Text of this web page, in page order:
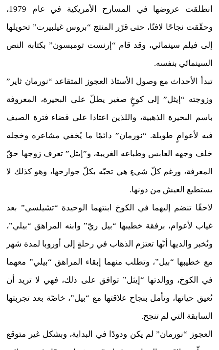
انطلقت عروضها في المسارح الأمريكية في عام 1979،
وحقّقت نجاحًا لافتًا، حتى قرّر المنتج “بروس غيلبيرت” تحويلها
إلى فيلم سينمائي، وقد قام “إرنست تومبسون” بكتابة النص
السينمائي بنفسه.
تبدأ الأحداث مع وصول الأستاذ العجوز المتقاعد “نورمان ثاير”
وزوجته “إيثل” إلى كوخٍ صغير يطلّ على البحيرة، المعروفة
باسم البحيرة الذهبية، واللذين اعتادا على قضاء فترة الصيف
فيه لأعوامٍ طويلة. “نورمان” دائمًا ما يُخفي مشاعره وخجله
خلف وجهه العابس وطباعه الغريبة، و”إيثل” تعرف زوجها حقّ
المعرفة، ورغم كلّ شيءٍ هي تحبّه بكلّ جوارحها، وهو كذلك لا
يستطيع العيش من دونها.
لاحقًا تنضم إليهما في الكوخ ابنتهما الوحيدة “تشيلسي” بعد
غياب لأعوام، برفقة خطيبها “بيل ريّ” وابنه المراهق “بيلي”،
وتُخبر والديها أنّها تعتزم الذهاب في رحلةٍ إلى أوروبا لمدة شهر
مع خطيبها “بيل”، وتطلب منهما إبقاء المراهق “بيلي” معهما
في الكوخ، ووالدتها “إيثل” توافق على ذلك، فهي لا تريد أن
تُعيق حياتها، وتأمل بنجاح علاقتها مع “بيل”، خاصّة بعد تجربتها
السابقة التي لم تنجح.
العجوز “نورمان” لم يكن ودودًا في البداية، وبشكل غير متوقع